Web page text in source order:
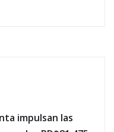
impulsan las